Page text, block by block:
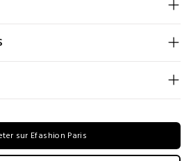
sur Efashion Paris